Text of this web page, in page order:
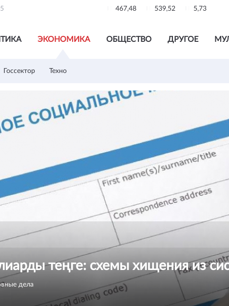
467,48 539,52 5,73
ЭКОНОМИКА ОБЩЕСТВО ДРУГОЕ
Госсектор Техно
теңге: схемы хищения из
дела